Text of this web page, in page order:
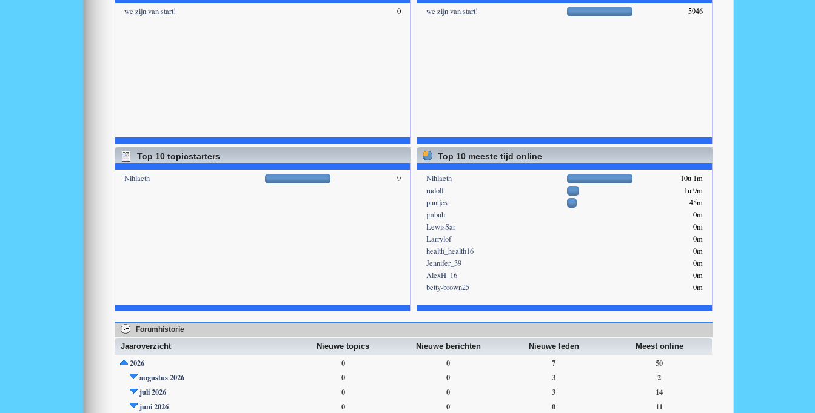
we zijn van start! 0 we zijn van start! 5946
Top 10 topicstarters
Nihlaeth 9
Top 10 meeste tijd online
Nihlaeth
10u 1m
rudolf
1u 9m
puntjes
45m
jmbuh
0m
LewisSar
0m
Larrylof
0m
health_health16
0m
Jennifer_39
0m
AlexH_16
0m
betty-brown25
0m
Forumhistorie
Jaaroverzicht Nieuwe topics Nieuwe berichten Nieuwe leden Meest online
2026 0 0 7
50
augustus 2026
0 0 3
2
juli 2026
0 0 3
14
juni 2026
0 0 0
11